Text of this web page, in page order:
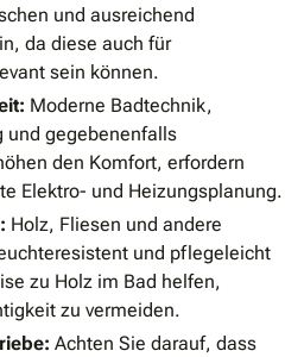
und ausreichend
da diese auch für
sein können.
Moderne Badtechnik,
und gegebenenfalls
den Komfort, erfordern
Elektro- und Heizungsplanung.
Holz, Fliesen und andere
und pflegeleicht
zu Holz im Bad helfen,
zu vermeiden.
Achten Sie darauf, dass